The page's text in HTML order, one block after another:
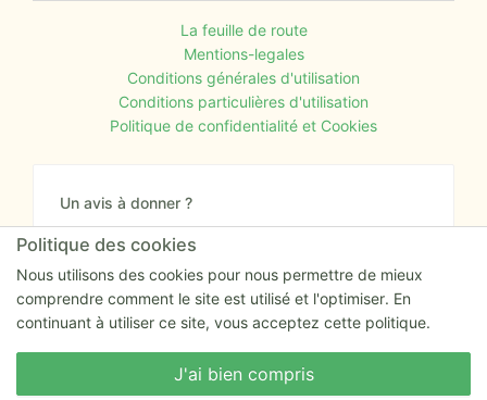
La feuille de route
Mentions-legales
Conditions générales d'utilisation
Conditions particulières d'utilisation
Politique de confidentialité et Cookies
Un avis à donner ?
Donnez nous votre avis sur le site ou proposez
nous tout simplement vos nouvelles idées.
Nous écrire
Politique des cookies
Nous utilisons des cookies pour nous permettre de mieux
comprendre comment le site est utilisé et l'optimiser. En
continuant à utiliser ce site, vous acceptez cette politique.
J'ai bien compris